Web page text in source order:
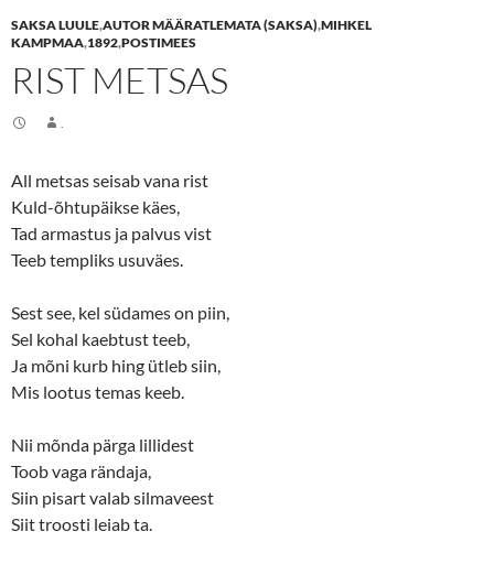
SAKSA LUULE,AUTOR MÄÄRATLEMATA (SAKSA),MIHKEL
KAMPMAA,1892,POSTIMEES
RIST METSAS
All metsas seisab vana rist
Kuld-õhtupäikse käes,
Tad armastus ja palvus vist
Teeb templiks usuväes.
Sest see, kel südames on piin,
Sel kohal kaebtust teeb,
Ja mõni kurb hing ütleb siin,
Mis lootus temas keeb.
Nii mõnda pärga lillidest
Toob vaga rändaja,
Siin pisart valab silmaveest
Siit troosti leiab ta.